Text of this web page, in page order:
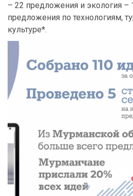
– 22 предложения и экология
предложения по технологиям,
культуре*.